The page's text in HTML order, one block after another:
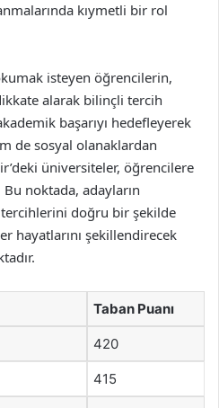
kıymetli bir rol
isteyen öğrencilerin,
alarak bilinçli tercih
başarıyı hedefleyerek
de sosyal olanaklardan
üniversiteler, öğrencilere
noktada, adayların
doğru bir şekilde
hayatlarını şekillendirecek
Taban Puanı
420
415